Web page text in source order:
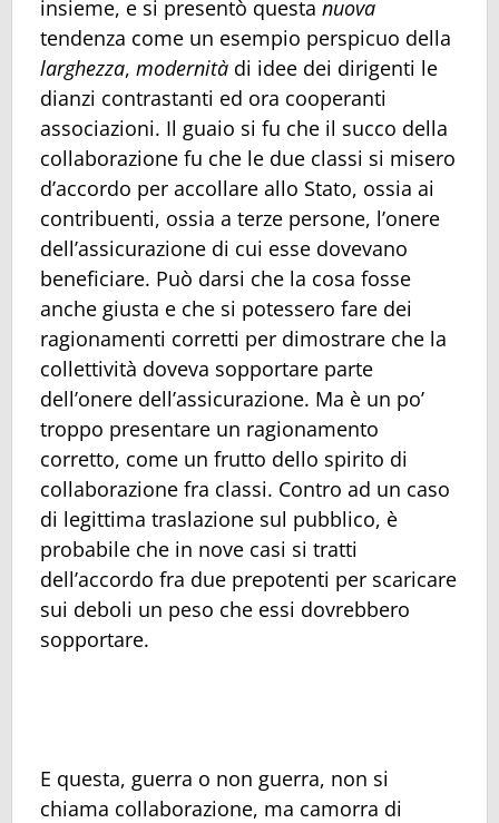
insieme, e si presentò questa nuova
tendenza come un esempio perspicuo della
larghezza, modernità di idee dei dirigenti le
dianzi contrastanti ed ora cooperanti
associazioni. Il guaio si fu che il succo della
collaborazione fu che le due classi si misero
d’accordo per accollare allo Stato, ossia ai
contribuenti, ossia a terze persone, l’onere
dell’assicurazione di cui esse dovevano
beneficiare. Può darsi che la cosa fosse
anche giusta e che si potessero fare dei
ragionamenti corretti per dimostrare che la
collettività doveva sopportare parte
dell’onere dell’assicurazione. Ma è un po’
troppo presentare un ragionamento
corretto, come un frutto dello spirito di
collaborazione fra classi. Contro ad un caso
di legittima traslazione sul pubblico, è
probabile che in nove casi si tratti
dell’accordo fra due prepotenti per scaricare
sui deboli un peso che essi dovrebbero
sopportare.
E questa, guerra o non guerra, non si
chiama collaborazione, ma camorra di